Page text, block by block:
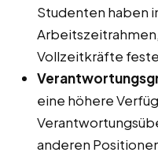
Studenten haben
Vollzeitkräfte
eine höhere
anderen